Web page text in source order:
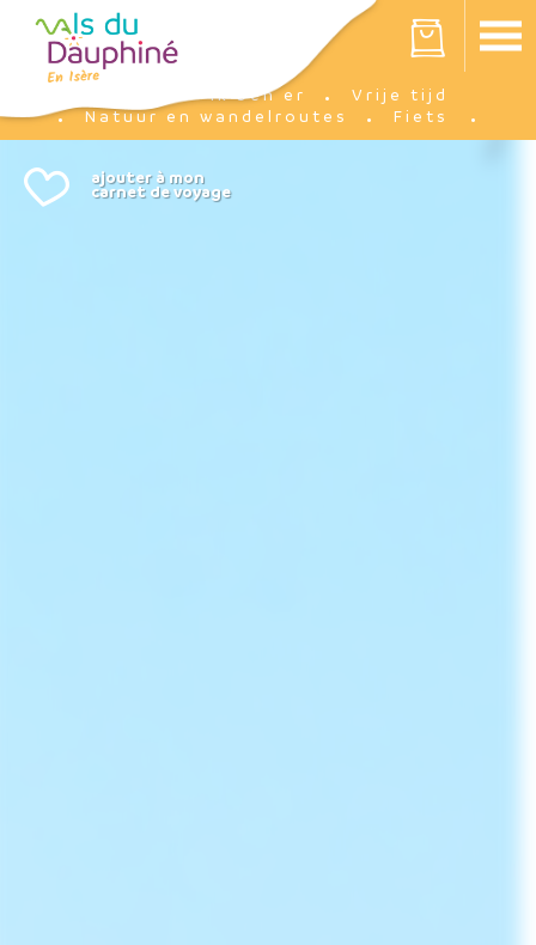
Votre panier est vide
Ik ben er
Vrije tijd
Natuur en wandelroutes
Fiets
Cookies beheer paneel